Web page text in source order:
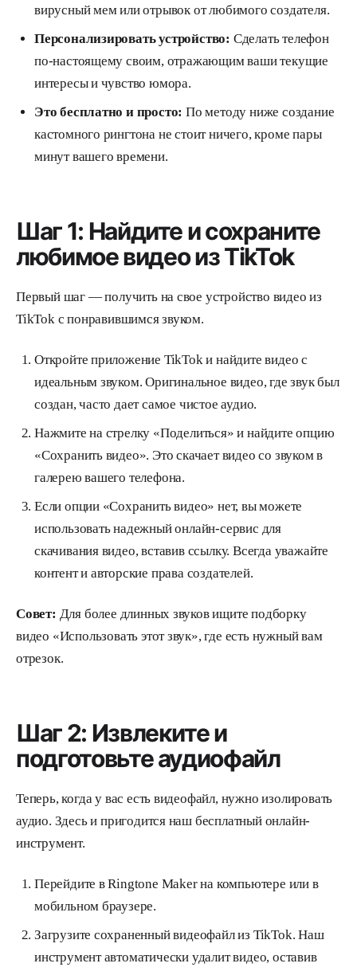
вирусный мем или отрывок от любимого создателя.
Персонализировать устройство: Сделать телефон
по-настоящему своим, отражающим ваши текущие
интересы и чувство юмора.
Это бесплатно и просто: По методу ниже создание
кастомного рингтона не стоит ничего, кроме пары
минут вашего времени.
Шаг 1: Найдите и сохраните
любимое видео из TikTok
Первый шаг — получить на свое устройство видео из
TikTok с понравившимся звуком.
Откройте приложение TikTok и найдите видео с
идеальным звуком. Оригинальное видео, где звук был
создан, часто дает самое чистое аудио.
Нажмите на стрелку «Поделиться» и найдите опцию
«Сохранить видео». Это скачает видео со звуком в
галерею вашего телефона.
Если опции «Сохранить видео» нет, вы можете
использовать надежный онлайн-сервис для
скачивания видео, вставив ссылку. Всегда уважайте
контент и авторские права создателей.
Совет: Для более длинных звуков ищите подборку
видео «Использовать этот звук», где есть нужный вам
отрезок.
Шаг 2: Извлеките и
подготовьте аудиофайл
Теперь, когда у вас есть видеофайл, нужно изолировать
аудио. Здесь и пригодится наш бесплатный онлайн-
инструмент.
Перейдите в Ringtone Maker на компьютере или в
мобильном браузере.
Загрузите сохраненный видеофайл из TikTok. Наш
инструмент автоматически удалит видео, оставив